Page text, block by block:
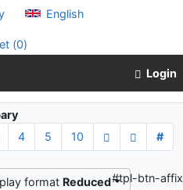
English
(0)
Login
4 5 10
#
format Reduced#tpl-btn-affix